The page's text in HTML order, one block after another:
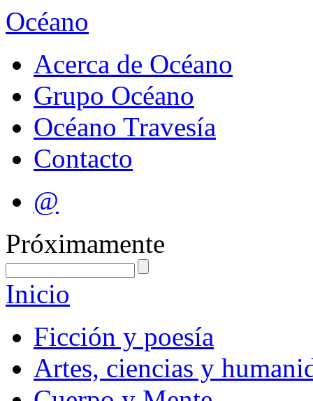
Océano
Acerca de Océano
Grupo Océano
Océano Travesía
Contacto
@
Próximamente
Inicio
Ficción y poesía
Artes, ciencias y